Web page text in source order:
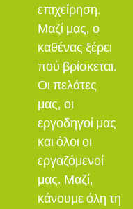
επιχείρηση.
Μαζί μας, ο
καθένας ξέρει
πού βρίσκεται.
Οι πελάτες
μας, οι
εργοδηγοί μας
και όλοι οι
εργαζόμενοί
μας. Μαζί,
κάνουμε όλη τη